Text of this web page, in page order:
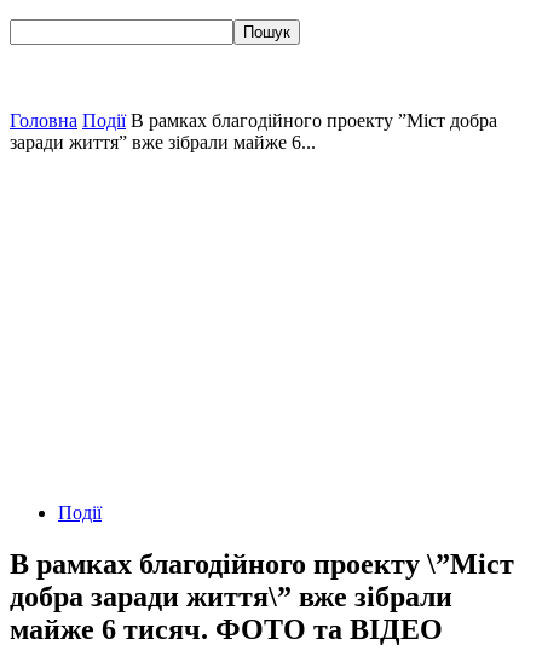
Головна Події В рамках благодійного проекту ”Міст добра
заради життя” вже зібрали майже 6...
Події
В рамках благодійного проекту \”Міст
добра заради життя\” вже зібрали
майже 6 тисяч. ФОТО та ВІДЕО